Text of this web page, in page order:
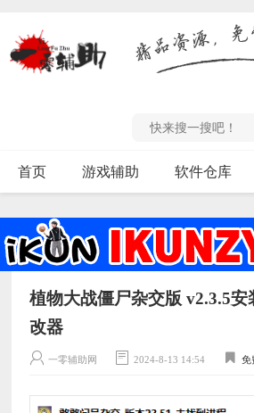
首页 游戏辅助 软件仓库
植物大战僵尸杂交版 v2.3.5
改器
一零辅助网 2024-8-13 14:54 免